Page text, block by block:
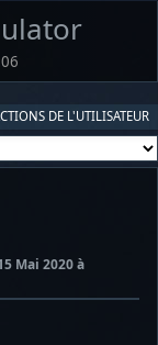
DE L'UTILISATEUR
Mai 2020 à